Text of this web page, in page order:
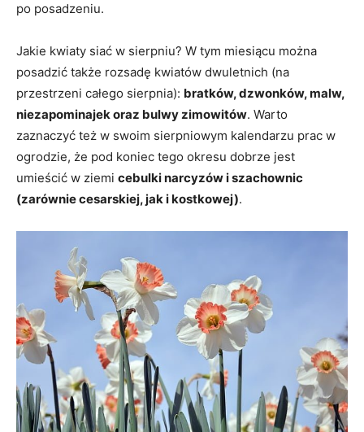
po posadzeniu.
Jakie kwiaty siać w sierpniu? W tym miesiącu można
posadzić także rozsadę kwiatów dwuletnich (na
przestrzeni całego sierpnia): bratków, dzwonków, malw,
niezapominajek oraz bulwy zimowitów. Warto
zaznaczyć też w swoim sierpniowym kalendarzu prac w
ogrodzie, że pod koniec tego okresu dobrze jest
umieścić w ziemi cebulki narcyzów i szachownic
(zarównie cesarskiej, jak i kostkowej).